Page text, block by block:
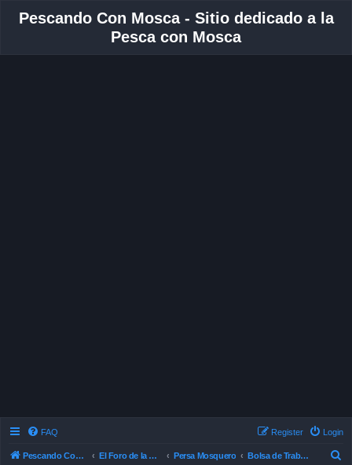
Pescando Con Mosca - Sitio dedicado a la
Pesca con Mosca
FAQ Login
Register
Pescando Con Mosca El Foro de la Pesca con Mosca en Chile Persa Mosquero Bolsa de Trabajo